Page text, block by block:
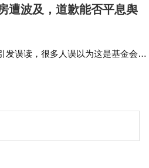
遭波及，道歉能否平息舆
发误读，很多人误以为这是基金会的